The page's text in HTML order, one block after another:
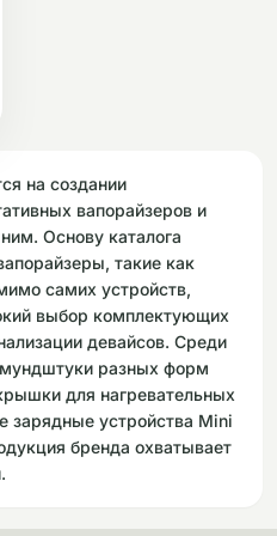
на создании
вапорайзеров и
Основу каталога
такие как
самих устройств,
выбор комплектующих
девайсов. Среди
разных форм
для нагревательных
зарядные устройства Mini
бренда охватывает